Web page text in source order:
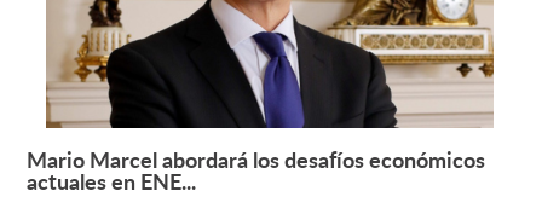
Leer más +
Mario Marcel abordará los desafíos económicos
actuales en ENE...